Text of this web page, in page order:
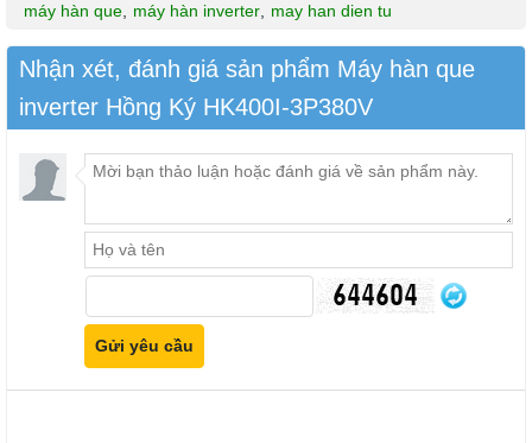
máy hàn que
máy hàn inverter may han dien tu
Nhận xét, đánh giá sản phẩm Máy hàn que
inverter Hồng Ký HK400I-3P380V